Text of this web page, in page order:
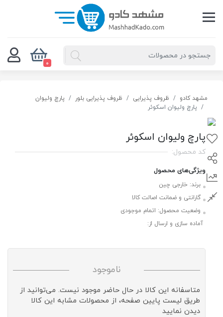
0
مشهد کادو ظروف پذیرایی ظروف پذیرایی بلور
پارچ ولیوان
پارچ ولیوان اسکوئر
پارچ ولیوان اسکوئر
کد محصول:
ویژگی‌های محصول
برند: خارجی چین
گارانتی و ضمانت اصالت کالا
وضعیت محصول: اتمام موجودی
آماده سازی و ارسال از:
ناموجود
متاسفانه این کالا در حال حاضر موجود نیست. می‌توانید از
طریق لیست پایین صفحه، از محصولات مشابه این کالا
دیدن نمایید